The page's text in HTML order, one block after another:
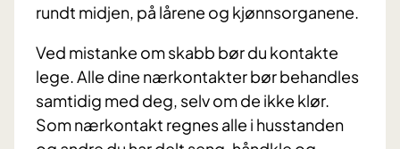
rundt midjen, på lårene og kjønnsorganene.
Ved mistanke om skabb bør du kontakte
lege. Alle dine nærkontakter bør behandles
samtidig med deg, selv om de ikke klør.
Som nærkontakt regnes alle i husstanden